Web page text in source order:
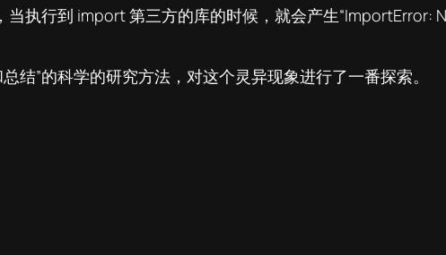
执行到 import 第三方的库的时候，就会产生“ImportError:
结”的科学的研究方法，对这个灵异现象进行了一番探索。